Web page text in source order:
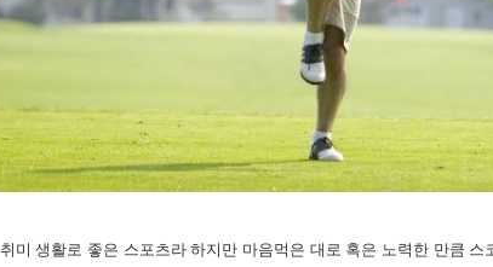
취미 생활로 좋은 스포츠라 하지만 마음먹은 대로 혹은 노력한 만큼 스